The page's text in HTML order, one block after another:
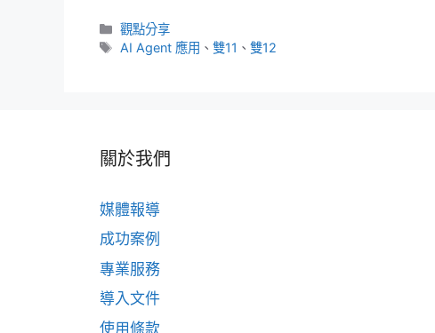
分
類
觀點分享
標
AI Agent 應用 、雙11 、雙12
關於我們
媒體報導
成功案例
專業服務
導入文件
使用條款